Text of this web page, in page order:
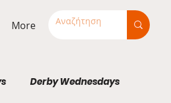
More
Derby Wednesdays